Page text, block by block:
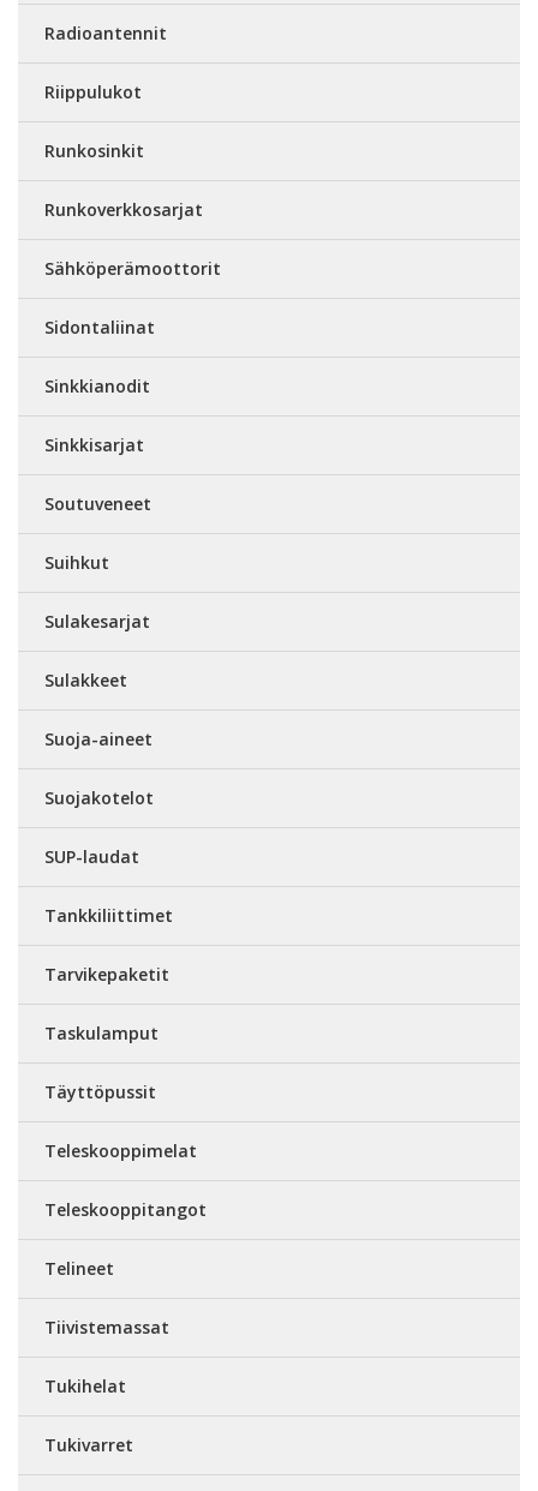
Radioantennit
Riippulukot
Runkosinkit
Runkoverkkosarjat
Sähköperämoottorit
Sidontaliinat
Sinkkianodit
Sinkkisarjat
Soutuveneet
Suihkut
Sulakesarjat
Sulakkeet
Suoja-aineet
Suojakotelot
SUP-laudat
Tankkiliittimet
Tarvikepaketit
Taskulamput
Täyttöpussit
Teleskooppimelat
Teleskooppitangot
Telineet
Tiivistemassat
Tukihelat
Tukivarret